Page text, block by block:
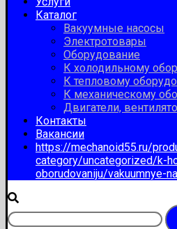
Каталог
Вакуумные насосы
Электротовары
Оборудование
К холодильному
К тепловому
К механическому
Двигатели,
Контакты
Вакансии
https://mechanoid55.ru/
category/uncategorized/k-
oborudovaniju/vakuumnye-